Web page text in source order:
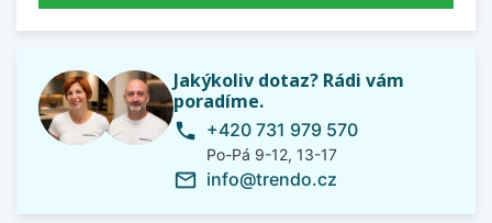
Jakýkoliv dotaz? Rádi vám
poradíme.
phone +420 731 979 570
Po-Pá 9-12, 13-17
mail_outline info@trendo.cz